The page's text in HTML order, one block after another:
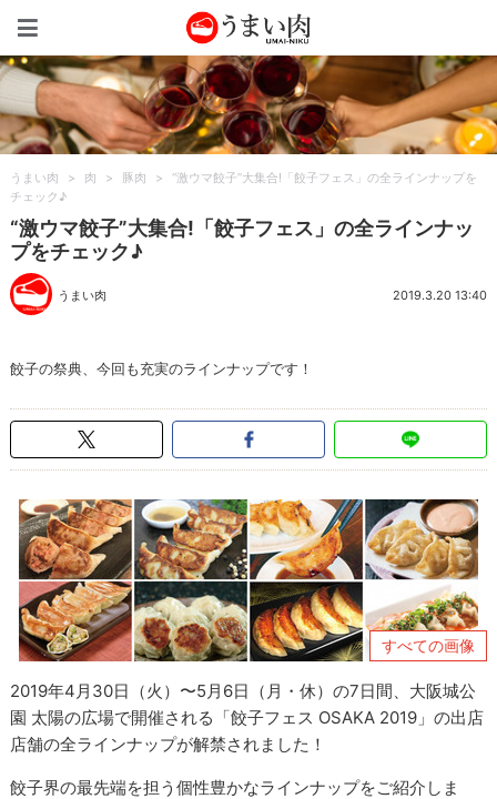
うまい肉 > 肉 > 豚肉 >
“激ウマ餃子”大集合!「餃子フェス」の全ラインナップを
チェック♪
“激ウマ餃子”大集合!「餃子フェス」の全ラインナッ
プをチェック♪
うまい肉 2019.3.20 13:40
餃子の祭典、今回も充実のラインナップです！
すべての画像
2019年4月30日（火）〜5月6日（月・休）の7日間、大阪城公
園 太陽の広場で開催される「餃子フェス OSAKA 2019」の出店
店舗の全ラインナップが解禁されました！
餃子界の最先端を担う個性豊かなラインナップをご紹介しま